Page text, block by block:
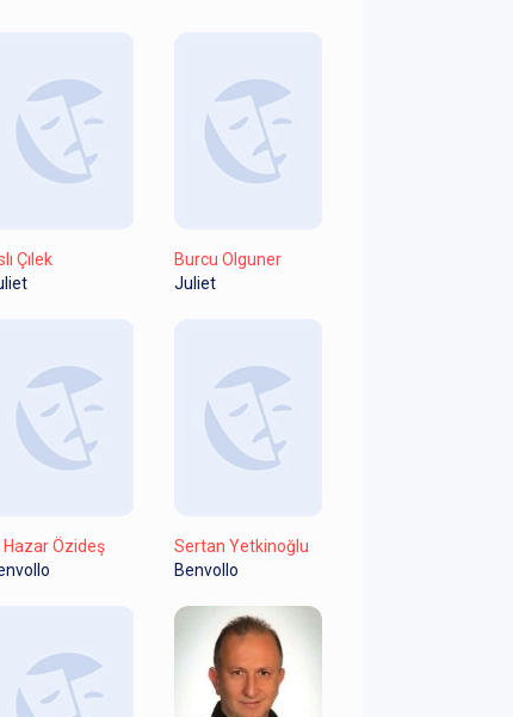
Çılek
Burcu Olguner
Juliet
Hazar Özideş
Sertan Yetkinoğlu
Benvollo